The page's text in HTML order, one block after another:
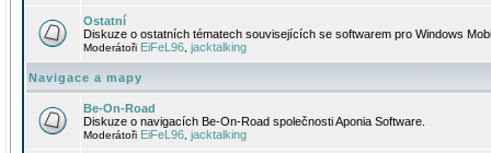
Ostatní
Diskuze o ostatních tématech souvisejících se softwarem pro Windows
Moderátoři EiFeL96 jacktalking
Navigace a mapy
Be-On-Road
Diskuze o navigacích Be-On-Road společnosti Aponia Software.
Moderátoři EiFeL96 jacktalking